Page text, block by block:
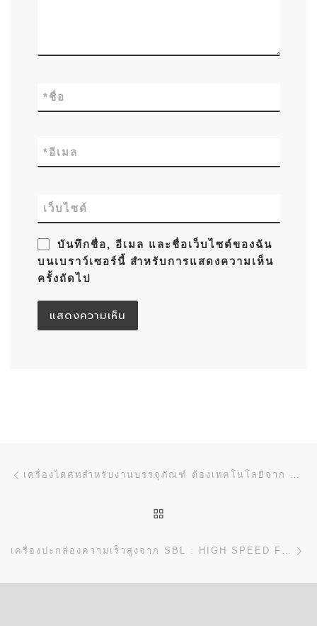
ชื่อ
*
อีเมล
*
เว็บไซต์
บันทึกชื่อ, อีเมล และชื่อเว็บไซต์ของฉัน
บนเบราว์เซอร์นี้ สำหรับการแสดงความเห็น
ครั้งถัดไป
การนำทางของเรื่อง เครื่องไดคัทสำหรับงานบรรจุภัณฑ์ ต้องเทคโนโลยีจาก SBL มาตรฐาน TAIWAN
เครื่องปะกล่องความเร็วสูงจาก SBL : HIGH SPEED FOLDING AND GLUING MACHINE